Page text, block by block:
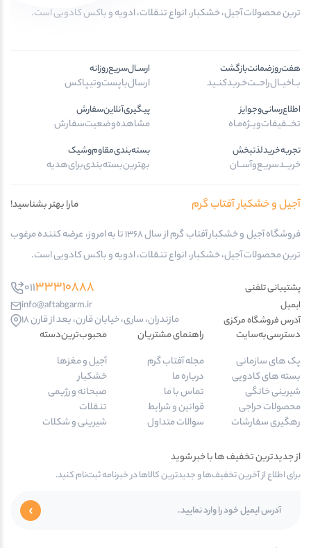
ترین محصولات آجیل، خشکبار، انواع تنقلات، ادویه و باکس کادویی است.
هفت‌روز‌ضمانت‌بازگشت
بــا‌خیــال‌راحـــت‌خـرید‌کنــید
ارســال‌سریع‌روزانه
ارسال‌با‌پست‌و‌تیپاکس
اطلاع‌رسانی‌و‌جوایز
تخـــفیفات‌ویــژه‌مـاه
پیگیری‌آنلاین‌سفارش
مشاهده‌وضعیت‌سفارش
تجربه‌خرید‌لذتبخش
خریــد‌سریـع‌و‌آســان
بسته‌بندی‌مقاوم‌وشیک
بهترین‌بسته‌بندی‌برای‌هدیه
آجیل و خشکبار آفتاب گرم
مارا بهتر بشناسید!
فروشگاه آجیل و خشکبار آفتاب گرم از سال 1368 تا به امروز، عرضه کننده مرغوب
ترین محصولات آجیل، خشکبار، انواع تنقلات، ادویه و باکس کادویی است.
پشتیبانی تلفنی 01133310888
ایمیل
info@aftabgarm.ir
آدرس‌ فروشگاه مرکزی
مازندران، ساری، خیابان قارن، بعد از قارن 18
دسترسی‌به‌سایت
پک های سازمانی
بسته های کادویی
شیرینی خانگی
محصولات حراجی
رهگیری سفارشات
راهنمای مشتریان
مجله آفتاب گرم
درباره ما
تماس با ما
قوانین و شرایط
سوالات متداول
محبوب‌ترین‌دسته‌
آجیل و مغزها
خشکبار
صبحانه و رژیمی
تنقلات
شیرینی و شکلات
از جدیدترین تخفیف ها با خبر شوید
برای اطلاع از آخرین تخفیف‌ها و جدیدترین کالاها در خبرنامه ثبت‌نام کنید.